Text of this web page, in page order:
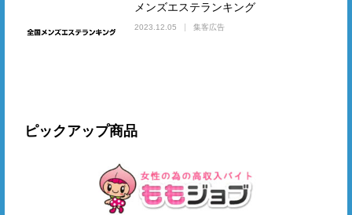
メンズエステランキング
2023.12.05 集客広告
ピックアップ商品